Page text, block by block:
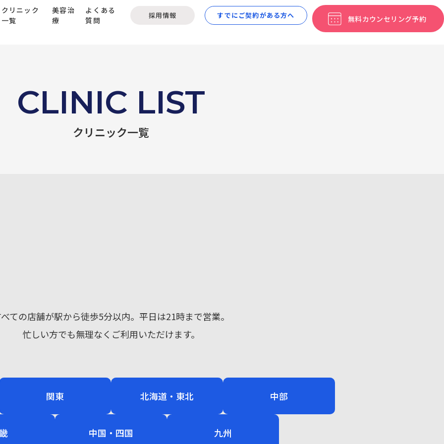
クリニック
一覧
美容治
療
よくある
質問
採用情報 すでにご契約がある方へ 無料カウンセリング予約
無料カウンセリング予約
CLINIC LIST
クリニック一覧
ての店舗が駅から徒歩5分以内。 平日は21時まで営業。
忙しい方でも無理なくご利用いただけます。
関東 北海道・東北 中部
中国・四国 九州